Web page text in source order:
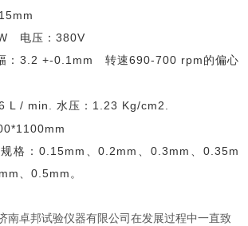
电压：380V
：3.2 +-0.1mm 转速690-700 rpm的偏心
L / min. 水压：1.23 Kg/cm2.
格：0.15mm、0.2mm、0.3mm、0.35m
、0.5mm。
南卓邦试验仪器有限公司在发展过程中一直致